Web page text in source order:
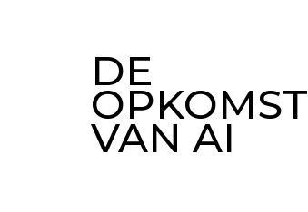
DE
OPKOMST
VAN AI